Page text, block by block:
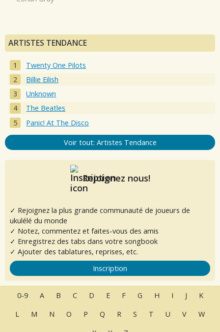
ARTISTES TENDANCE
Twenty One Pilots
Billie Eilish
Unknown
The Beatles
Panic! At The Disco
Voir tout: Artistes Tendance
Rejoignez nous!
✓ Rejoignez la plus grande communauté de joueurs de
ukulélé du monde
✓ Notez, commentez et faites-vous des amis
✓ Enregistrez des tabs dans votre songbook
✓ Ajouter des tablatures, reprises, etc.
Inscription
0-9 A B C D E F G H I J
K
L
M N O P Q R S T U V
W